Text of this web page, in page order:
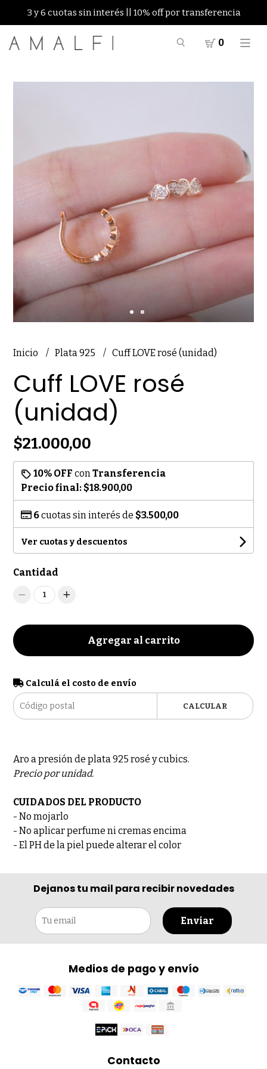
3 y 6 cuotas sin interés || 10% off por transferencia
0
Inicio Plata 925 Cuff LOVE rosé (unidad)
Cuff LOVE rosé
(unidad)
$21.000,00
10% OFF conTransferencia
Precio final: $18.900,00
6cuotas sin interés de $3.500,00
Ver cuotas y descuentos
Cantidad
1
Agregar al carrito
Calculá el costo de envío
CALCULAR
Aro a presión de plata 925 rosé y cubics.
Precio por unidad.
CUIDADOS DEL PRODUCTO
- No mojarlo
- No aplicar perfume ni cremas encima
- El PH de la piel puede alterar el color
Dejanos tu mail para recibir novedades
Enviar
Medios de pago y envío
Contacto